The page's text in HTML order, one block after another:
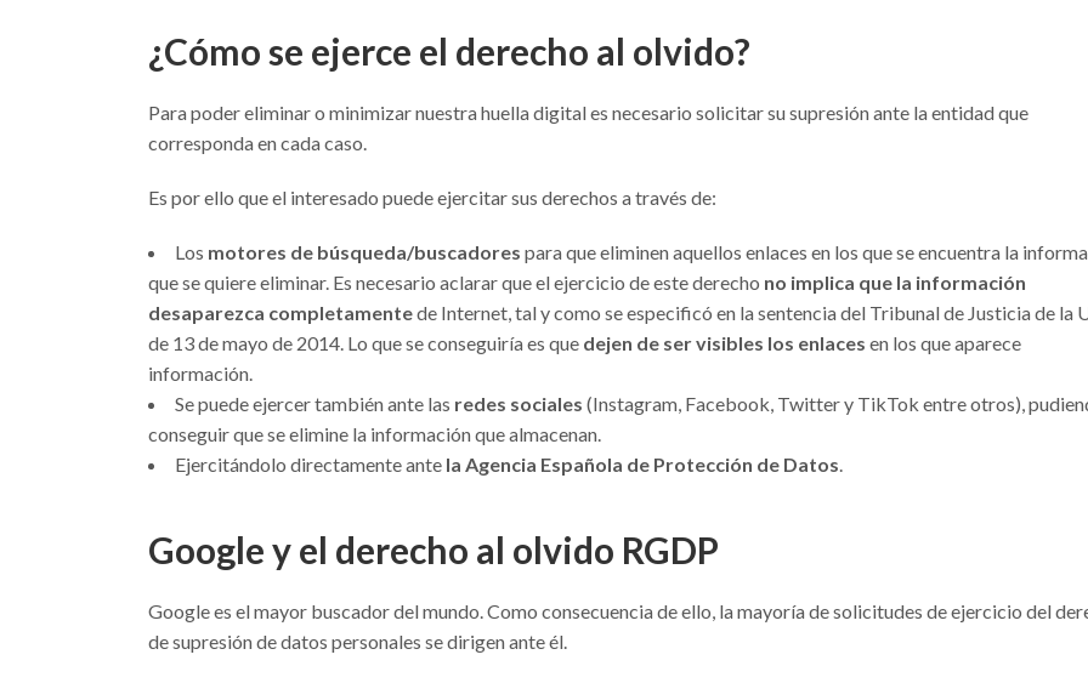
¿Cómo se ejerce el derecho al olvido?
Para poder eliminar o minimizar nuestra huella digital es necesario solicitar su supresión ante la entidad que
corresponda en cada caso.
Es por ello que el interesado puede ejercitar sus derechos a través de:
Los motores de búsqueda/buscadores para que eliminen aquellos enlaces en los que se encuentra la
que se quiere eliminar. Es necesario aclarar que el ejercicio de este derecho no implica que la información
desaparezca completamentede Internet, tal y como se especificó en la sentencia del Tribunal de Justicia de la
de 13 de mayo de 2014. Lo que se conseguiría es que dejen de ser visibles los enlaces en los que aparece
información.
Se puede ejercer también ante las redes sociales (Instagram, Facebook, Twitter y TikTok entre otros),
conseguir que se elimine la información que almacenan.
Ejercitándolo directamente ante la Agencia Española de Protección de Datos.
Google y el derecho al olvido RGDP
Google es el mayor buscador del mundo. Como consecuencia de ello, la mayoría de solicitudes de ejercicio del
de supresión de datos personales se dirigen ante él.